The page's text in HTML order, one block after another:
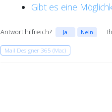
Gibt es eine
Antwort hilfreich? Ja Nein
Mail Designer 365 (Mac)